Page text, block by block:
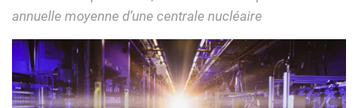
annuelle moyenne d’une centrale nucléaire